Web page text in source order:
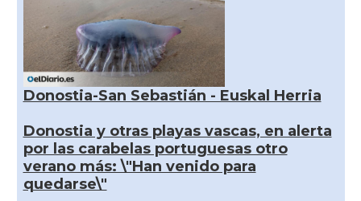
Donostia-San Sebastián - Euskal Herria
Donostia y otras playas vascas, en alerta
por las carabelas portuguesas otro
verano más: \"Han venido para
quedarse\"